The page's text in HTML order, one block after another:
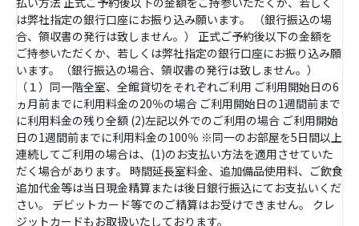
は弊社指定の銀行口座にお振り込み願います。 （銀行振込の場
合、領収書の発行は致しません。） 正式ご予約後以下の金額を
ご持参いただくか、若しくは弊社指定の銀行口座にお振り込み願
います。（銀行振込の場合、領収書の発行は致しません。）
（１）同一階全室、全館貸切をそれぞれご利用 ご利用開始日の6
ヵ月前までに利用料金の20％の場合 ご利用開始日の1週間前まで
に利用料金の残り全額 (2)左記以外でのご利用の場合 ご利用開始
日の1週間前までに利用料金の100％ ※同一のお部屋を5日間以上
連続してご利用の場合は、(1)のお支払い方法を適用させていた
だく場合があります。 時間延長室料金、追加備品使用料、ご飲食
追加代金等は当日現金精算または後日銀行振込にてお支払いくだ
さい。 デビットカード等でのご精算はお受けできません。 クレ
ジットカードもお取扱いたしております。